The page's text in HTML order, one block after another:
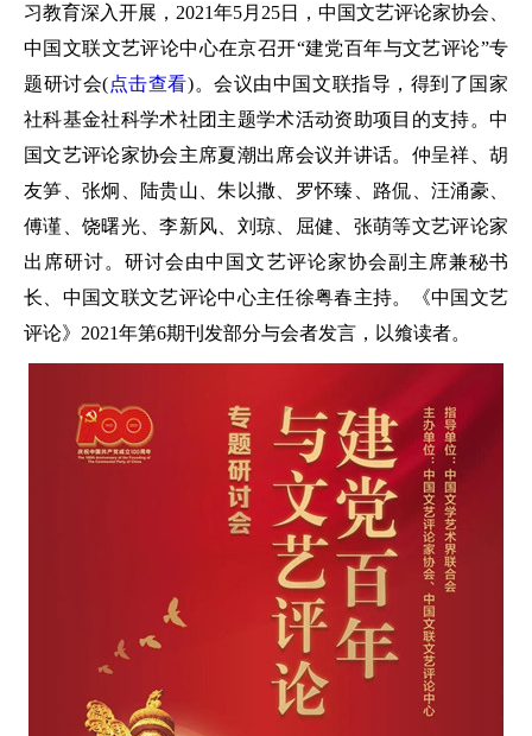
习教育深入开展，2021年5月25日，中国文艺评论家协会、
中国文联文艺评论中心在京召开“建党百年与文艺评论”专
题研讨会(点击查看)。会议由中国文联指导，得到了国家
社科基金社科学术社团主题学术活动资助项目的支持。中
国文艺评论家协会主席夏潮出席会议并讲话。仲呈祥、胡
友笋、张炯、陆贵山、朱以撒、罗怀臻、路侃、汪涌豪、
傅谨、饶曙光、李新风、刘琼、屈健、张萌等文艺评论家
出席研讨。研讨会由中国文艺评论家协会副主席兼秘书
长、中国文联文艺评论中心主任徐粤春主持。《中国文艺
评论》2021年第6期刊发部分与会者发言，以飨读者。